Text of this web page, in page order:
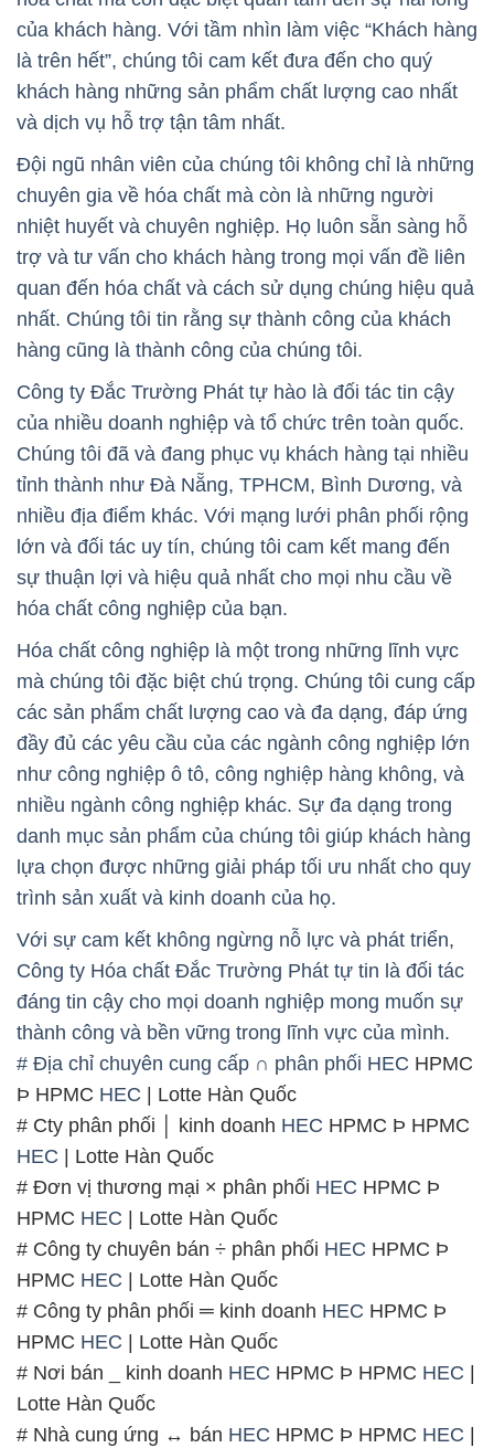
của khách hàng. Với tầm nhìn làm việc “Khách hàng
là trên hết”, chúng tôi cam kết đưa đến cho quý
khách hàng những sản phẩm chất lượng cao nhất
và dịch vụ hỗ trợ tận tâm nhất.
Đội ngũ nhân viên của chúng tôi không chỉ là những
chuyên gia về hóa chất mà còn là những người
nhiệt huyết và chuyên nghiệp. Họ luôn sẵn sàng hỗ
trợ và tư vấn cho khách hàng trong mọi vấn đề liên
quan đến hóa chất và cách sử dụng chúng hiệu quả
nhất. Chúng tôi tin rằng sự thành công của khách
hàng cũng là thành công của chúng tôi.
Công ty Đắc Trường Phát tự hào là đối tác tin cậy
của nhiều doanh nghiệp và tổ chức trên toàn quốc.
Chúng tôi đã và đang phục vụ khách hàng tại nhiều
tỉnh thành như Đà Nẵng, TPHCM, Bình Dương, và
nhiều địa điểm khác. Với mạng lưới phân phối rộng
lớn và đối tác uy tín, chúng tôi cam kết mang đến
sự thuận lợi và hiệu quả nhất cho mọi nhu cầu về
hóa chất công nghiệp của bạn.
Hóa chất công nghiệp là một trong những lĩnh vực
mà chúng tôi đặc biệt chú trọng. Chúng tôi cung cấp
các sản phẩm chất lượng cao và đa dạng, đáp ứng
đầy đủ các yêu cầu của các ngành công nghiệp lớn
như công nghiệp ô tô, công nghiệp hàng không, và
nhiều ngành công nghiệp khác. Sự đa dạng trong
danh mục sản phẩm của chúng tôi giúp khách hàng
lựa chọn được những giải pháp tối ưu nhất cho quy
trình sản xuất và kinh doanh của họ.
Với sự cam kết không ngừng nỗ lực và phát triển,
Công ty Hóa chất Đắc Trường Phát tự tin là đối tác
đáng tin cậy cho mọi doanh nghiệp mong muốn sự
thành công và bền vững trong lĩnh vực của mình.
# Địa chỉ chuyên cung cấp ∩ phân phối HEC HPMC
Þ HPMC HEC | Lotte Hàn Quốc
# Cty phân phối │ kinh doanh HEC HPMC Þ HPMC
HEC | Lotte Hàn Quốc
# Đơn vị thương mại × phân phối HEC HPMC Þ
HPMC HEC | Lotte Hàn Quốc
# Công ty chuyên bán ÷ phân phối HEC HPMC Þ
HPMC HEC | Lotte Hàn Quốc
# Công ty phân phối ═ kinh doanh HEC HPMC Þ
HPMC HEC | Lotte Hàn Quốc
# Nơi bán _ kinh doanh HEC HPMC Þ HPMC HEC |
Lotte Hàn Quốc
# Nhà cung ứng ↔ bán HEC HPMC Þ HPMC HEC |